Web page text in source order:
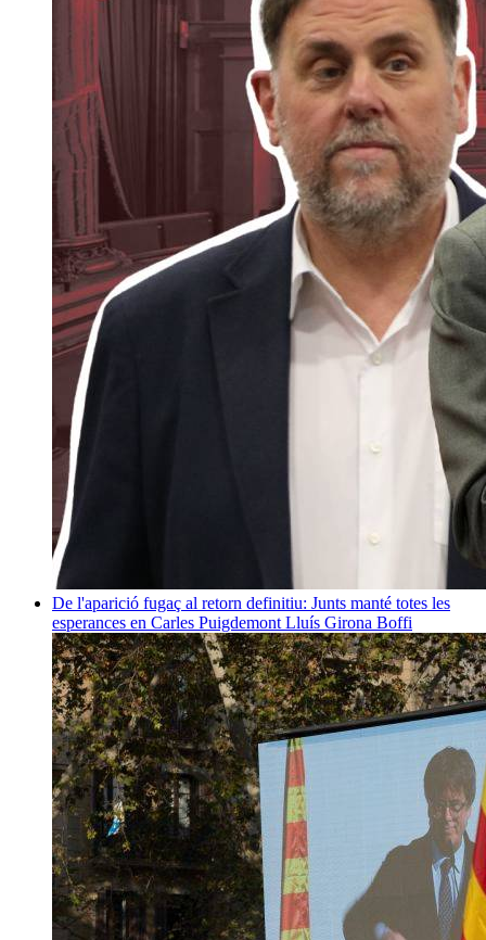
De l'aparició fugaç al retorn definitiu: Junts manté totes les
esperances en Carles Puigdemont Lluís Girona Boffi